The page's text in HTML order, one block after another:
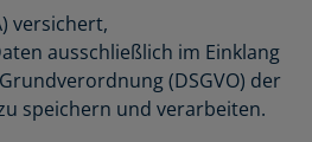
versichert,
ausschließlich im Einklang
(DSGVO) der
speichern und verarbeiten.